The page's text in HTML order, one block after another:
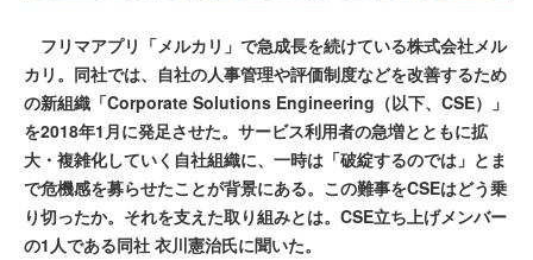
フリマアプリ「メルカリ」で急成長を続けている株式会社メル
カリ。同社では、自社の人事管理や評価制度などを改善するため
の新組織「Corporate Solutions Engineering（以下、CSE）」
を2018年1月に発足させた。サービス利用者の急増とともに拡
大・複雑化していく自社組織に、一時は「破綻するのでは」とま
で危機感を募らせたことが背景にある。この難事をCSEはどう乗
り切ったか。それを支えた取り組みとは。CSE立ち上げメンバー
の1人である同社 衣川憲治氏に聞いた。